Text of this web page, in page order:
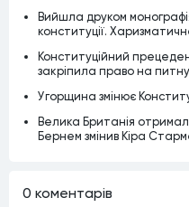
Вийшла друком
конституції.
Конституційний
закріпила право на
Угорщина змінює
Велика Британія
Бернем змінив Кіра
0 коментарiв